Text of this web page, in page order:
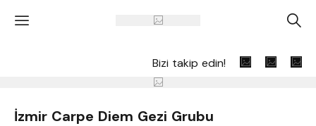
' A
Bizi takip edin!
İzmir Carpe Diem Gezi Grubu